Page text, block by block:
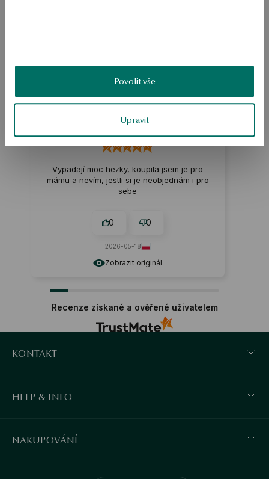
Povolit vše
Upravit
4.8
Známka
Založeno na
9hodnocení
Zobrazit originál
Eliza
ověřené
Vypadají moc hezky, koupila jsem je pro
mámu a nevím, jestli si je neobjednám i pro
sebe
0 0
2026-05-18
Recenze získané a ověřené uživatelem
KONTAKT
HELP & INFO
NAKUPOVÁNÍ